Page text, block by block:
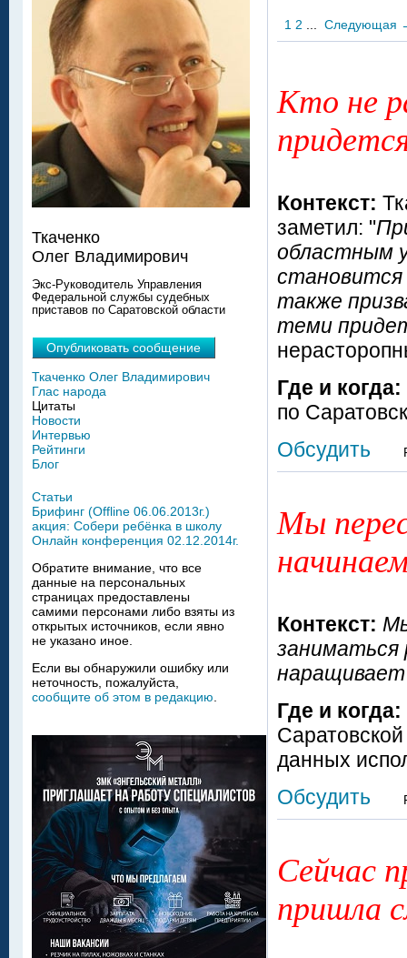
1 2 Следующая
Кто не
Контекст:
заметил: "
областным
также
теми
Где и когда:
по
Обсудить
Мы
Контекст:
Где и когда:
данных
Обсудить
Сейчас
пришла
Ткаченко
Олег Владимирович
Экс-Руководитель Управления
Федеральной службы судебных
приставов по Саратовской области
Опубликовать сообщение
Ткаченко Олег Владимирович
Глас народа
Цитаты
Новости
Интервью
Рейтинги
Блог
Статьи
Брифинг (Offline 06.06.2013г.)
акция: Собери ребёнка в школу
Онлайн конференция 02.12.2014г.
Обратите внимание, что все
данные на персональных
страницах предоставлены
самими персонами либо взяты из
открытых источников, если явно
не указано иное.
Если вы обнаружили ошибку или
неточность, пожалуйста,
сообщите об этом в редакцию